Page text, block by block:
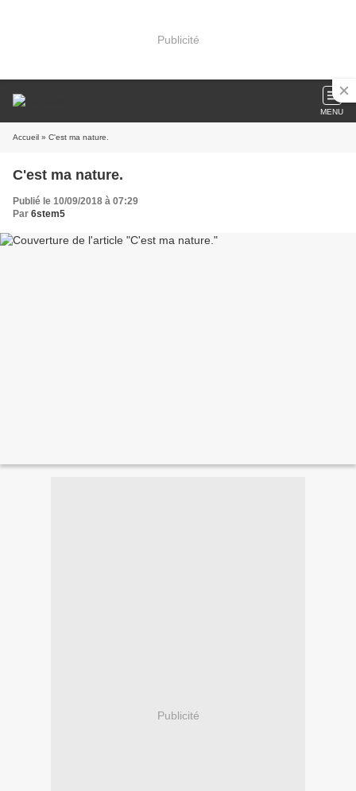
Publicité
MENU
Accueil » C'est ma nature.
C'est ma nature.
Publié le 10/09/2018 à 07:29
Par 6stem5
Publicité